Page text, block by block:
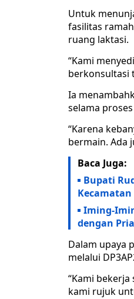
Untuk
fasilitas
ruang laktasi.
“Kami
berkonsultasi
Ia
selama
“Karena
bermain. Ada
Baca Juga:
Bupati
Kecamatan
Iming-
dengan
Dalam upaya
melalui
“Kami
kami rujuk